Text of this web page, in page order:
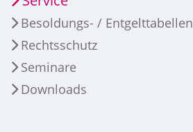
Besoldungs- / Entgelttabellen
Rechtsschutz
Seminare
Downloads